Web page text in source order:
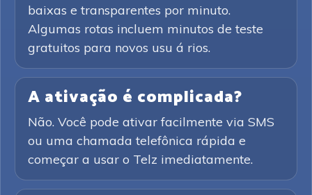
baixas e transparentes por minuto.
Algumas rotas incluem minutos de teste
gratuitos para novos usu á rios.
A ativação é complicada?
Não. Você pode ativar facilmente via SMS
ou uma chamada telefônica rápida e
começar a usar o Telz imediatamente.